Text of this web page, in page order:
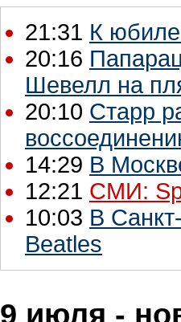
21:31 К
20:16
Шевелл на
20:10 Старр
14:29 В
12:21 СМИ:
10:03 В
Beatles
9 июля -